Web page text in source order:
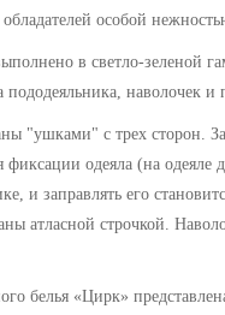
особой
в светло-зеленой
наволочек
"ушками" с трех сторон.
фиксации одеяла (на одеяле
и заправлять его
атласной строчкой.
белья «Цирк»